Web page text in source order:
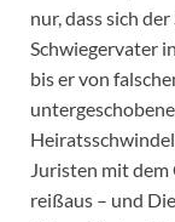
nur, dass sich
Schwiegervater
bis er von
Juristen mit
reißaus – und